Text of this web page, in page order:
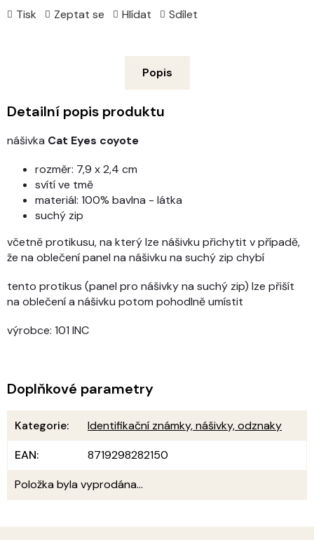
Tisk Zeptat se Hlídat Sdílet
Popis
Detailní popis produktu
nášivka Cat Eyes coyote
rozměr: 7,9 x 2,4 cm
svítí ve tmě
materiál: 100% bavlna - látka
suchý zip
včetně protikusu, na který lze nášivku přichytit v případě,
že na oblečení panel na nášivku na suchý zip chybí
tento protikus (panel pro nášivky na suchý zip) lze přišít
na oblečení a nášivku potom pohodlně umístit
výrobce: 101 INC
Doplňkové parametry
Kategorie:
Identifikační známky, nášivky, odznaky
EAN:
8719298282150
Položka byla vyprodána…